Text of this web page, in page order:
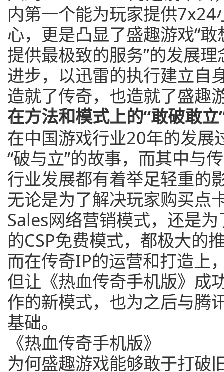
内第一个能为玩家提供
心，更是凸显了盛趣游戏“
提供最极致的服务”的发展
进步，以迅雷的执行建立自
造就了传奇，也造就了盛趣
在方法和模式上的“敢破敢立
在中国游戏行业20年的发展
“破与立”的故事，而其中与
行业发展都有着举足轻重的
无论是为了解决玩家购买点
Sales网络营销模式，还是
的CSP免费模式，都极大的
而在传奇IP的运营和打造上
但让《热血传奇手机版》成
作的新模式，也为之后与腾
基础。
《热血传奇手机版》
为何盛趣游戏能够敢于打破